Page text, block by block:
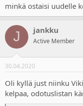
minkä ostaisi uudelle
J jankku
Active Member
30.04.2020
Oli kyllä just niinku
kelpaa, odotuslistan